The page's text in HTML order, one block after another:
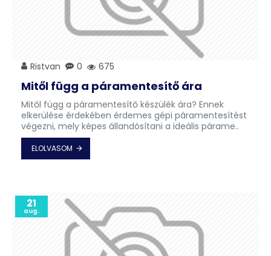
Ristvan 0 675
Mitől függ a páramentesítő ára
Mitől függ a páramentesítő készülék ára? Ennek
elkerülése érdekében érdemes gépi páramentesítést
végezni, mely képes állandósítani a ideális párame..
ELOLVASOM
21
aug.